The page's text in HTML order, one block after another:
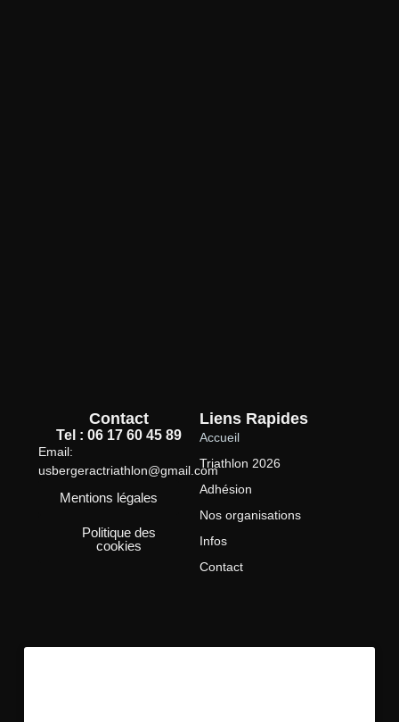
Contact
Tel : 06 17 60 45 89
Email:
usbergeractriathlon@gmail.com
Mentions légales
Politique des
cookies
Liens Rapides
Accueil
Triathlon 2026
Adhésion
Nos organisations
Infos
Contact